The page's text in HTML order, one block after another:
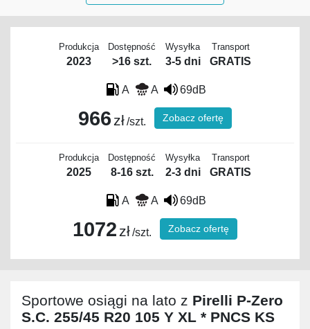
Produkcja
2023
Dostępność
>16 szt.
Wysyłka
3-5 dni
Transport
GRATIS
A A 69dB
966 zł/szt. Zobacz ofertę
Produkcja
2025
Dostępność
8-16 szt.
Wysyłka
2-3 dni
Transport
GRATIS
A A 69dB
1072 zł/szt. Zobacz ofertę
Sportowe osiągi na lato z Pirelli P-Zero
S.C. 255/45 R20 105 Y XL * PNCS KS